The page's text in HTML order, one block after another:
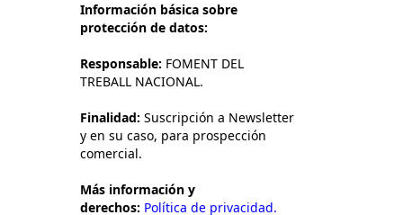
Información básica sobre
protección de datos:
Responsable: FOMENT DEL
TREBALL NACIONAL.
Finalidad: Suscripción a Newsletter
y en su caso, para prospección
comercial.
Más información y
derechos: Política de privacidad.